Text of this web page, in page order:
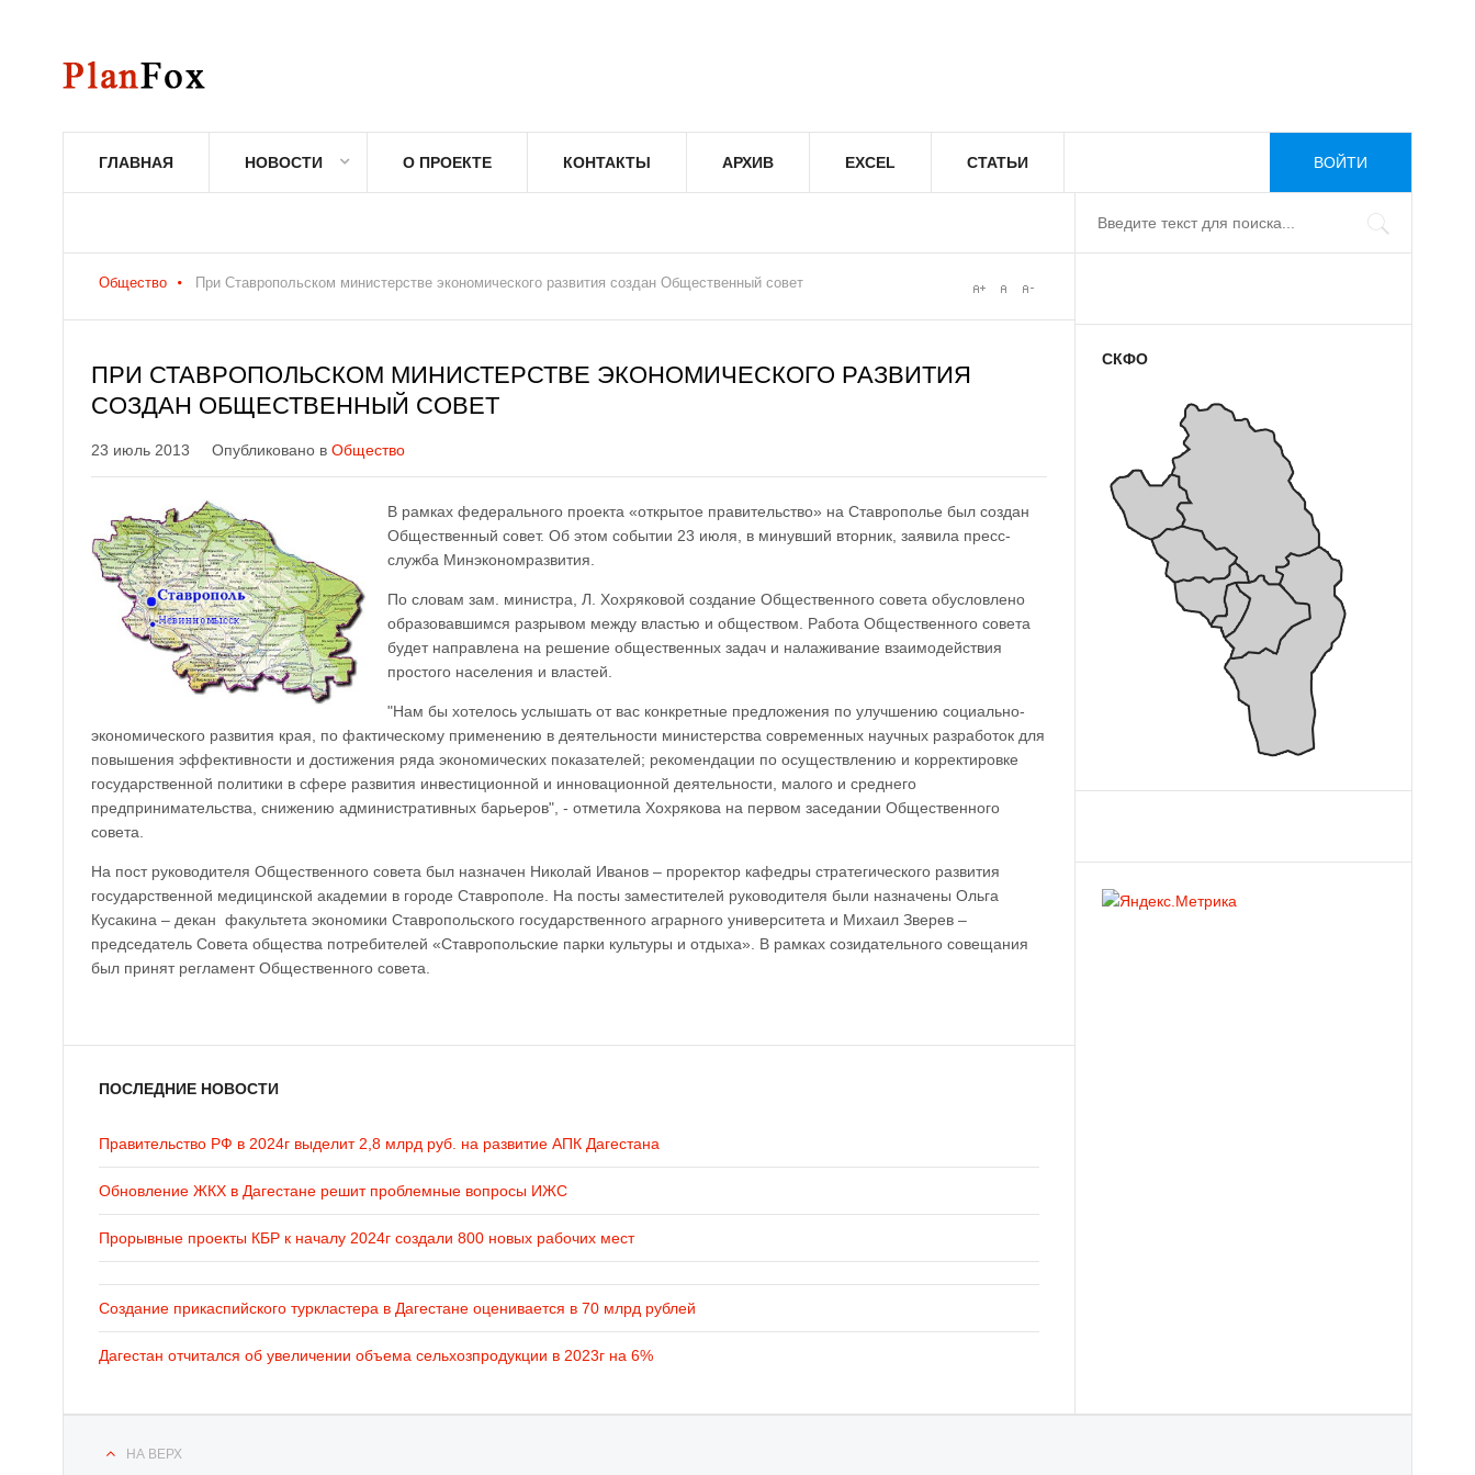
ГЛАВНАЯ НОВОСТИ О ПРОЕКТЕ КОНТАКТЫ АРХИВ EXCEL СТАТЬИ ВОЙТИ
Общество При Ставропольском министерстве экономического развития создан Общественный совет
ПРИ СТАВРОПОЛЬСКОМ МИНИСТЕРСТВЕ ЭКОНОМИЧЕСКОГО РАЗВИТИЯ
СОЗДАН ОБЩЕСТВЕННЫЙ СОВЕТ
23 июль 2013 Опубликовано в Общество
В рамках федерального проекта «открытое правительство» на Ставрополье был создан
Общественный совет. Об этом событии 23 июля, в минувший вторник, заявила пресс-
служба Минэкономразвития.
По словам зам. министра, Л. Хохряковой создание Общественного совета обусловлено
образовавшимся разрывом между властью и обществом. Работа Общественного совета
будет направлена на решение общественных задач и налаживание взаимодействия
простого населения и властей.
"Нам бы хотелось услышать от вас конкретные предложения по улучшению социально-
экономического развития края, по фактическому применению в деятельности министерства современных научных разработок для
повышения эффективности и достижения ряда экономических показателей; рекомендации по осуществлению и корректировке
государственной политики в сфере развития инвестиционной и инновационной деятельности, малого и среднего
предпринимательства, снижению административных барьеров", - отметила Хохрякова на первом заседании Общественного
совета.
На пост руководителя Общественного совета был назначен Николай Иванов – проректор кафедры стратегического развития
государственной медицинской академии в городе Ставрополе. На посты заместителей руководителя были назначены Ольга
Кусакина – декан факультета экономики Ставропольского государственного аграрного университета и Михаил Зверев –
председатель Совета общества потребителей «Ставропольские парки культуры и отдыха». В рамках созидательного совещания
был принят регламент Общественного совета.
ПОСЛЕДНИЕ НОВОСТИ
Правительство РФ в 2024г выделит 2,8 млрд руб. на развитие АПК Дагестана
Обновление ЖКХ в Дагестане решит проблемные вопросы ИЖС
Прорывные проекты КБР к началу 2024г создали 800 новых рабочих мест
Создание прикаспийского туркластера в Дагестане оценивается в 70 млрд рублей
Дагестан отчитался об увеличении объема сельхозпродукции в 2023г на 6%
СКФО
НА ВЕРХ